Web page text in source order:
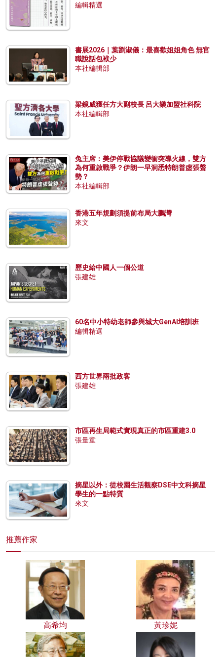
編輯精選
書展2026｜葉劉淑儀：最喜歡姐姐角色 無官
職說話包袱少
本社編輯部
梁鏡威獲任方大副校長 呂大樂加盟社科院
本社編輯部
兔主席：美伊停戰協議變衝突導火線，雙方
為何重啟戰爭？伊朗一早洞悉特朗普虛張聲
勢？
本社編輯部
香港五年規劃須提前布局大鵬灣
來文
歷史給中國人一個公道
張建雄
60名中小特幼老師參與城大GenAI培訓班
編輯精選
西方世界兩批政客
張建雄
市區再生局範式實現真正的市區重建3.0
張量童
摘星以外：從校園生活觀察DSE中文科摘星
學生的一點特質
來文
推薦作家
高希均 黃珍妮